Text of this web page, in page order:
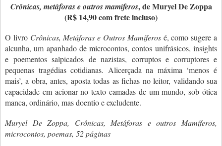
Crônicas, metáforas e outros mamíferos, de Muryel De Zoppa
(R$ 14,90 com frete incluso)
O livro Crônicas, Metáforas e Outros Mamíferosé, como sugere a
alcunha, um apanhado de microcontos, contos unifrásicos, insights
e poementos salpicados de nazistas, corruptos e corruptores e
pequenas tragédias cotidianas. Alicerçada na máxima ‘menos é
mais’, a obra, antes, aposta todas as fichas no leitor, validando sua
capacidade em acionar no texto camadas de um mundo, sob ótica
manca, ordinário, mas doentio e excludente.
Muryel De Zoppa, Crônicas, Metáforas e outros Mamíferos,
microcontos, poemas, 52 páginas